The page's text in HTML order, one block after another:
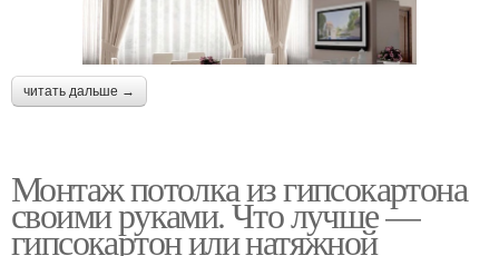
читать дальше →
Монтаж потолка из гипсокартона
своими руками. Что лучше —
гипсокартон или натяжной